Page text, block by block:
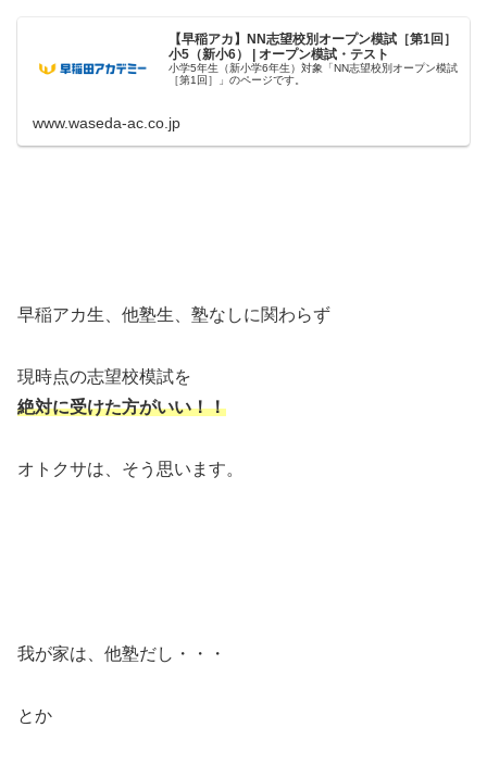
【早稲アカ】NN志望校別オープン模試［第1回］
小5（新小6） | オープン模試・テスト
小学5年生（新小学6年生）対象「NN志望校別オープン模試
［第1回］」のページです。
www.waseda-ac.co.jp
早稲アカ生、他塾生、塾なしに関わらず
現時点の志望校模試を
絶対に受けた方がいい！！
オトクサは、そう思います。
我が家は、他塾だし・・・
とか